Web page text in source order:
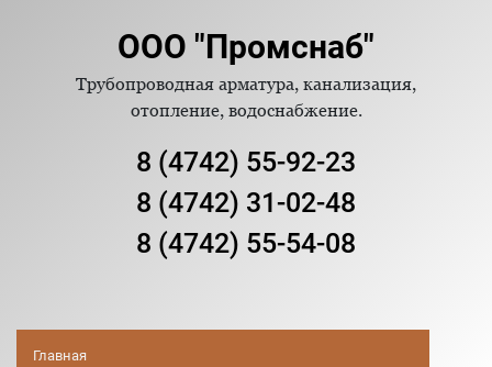
ООО "Промснаб"
Трубопроводная арматура, канализация,
отопление, водоснабжение.
8 (4742) 55-92-23
8 (4742) 31-02-48
8 (4742) 55-54-08
Главная